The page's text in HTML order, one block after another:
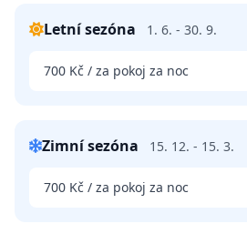
Letní sezóna 1. 6. - 30. 9.
700 Kč / za pokoj za noc
Zimní sezóna 15. 12. - 15. 3.
700 Kč / za pokoj za noc